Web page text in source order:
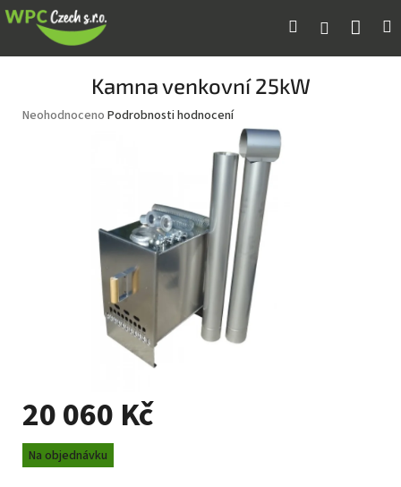
Přejít
na
Hledat Přihlášení
Kamna venkovní 25kW
Průměrné
Neohodnoceno Podrobnosti hodnocení
20 060 Kč
Měrná
cena:
Na objednávku